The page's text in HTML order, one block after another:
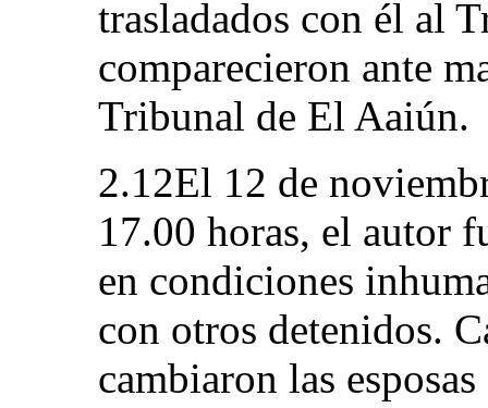
trasladados con él al
comparecieron ante
Tribunal de El Aaiún.
2.12El 12 de
17.00 horas, el autor
en condiciones
con otros detenidos.
cambiaron las